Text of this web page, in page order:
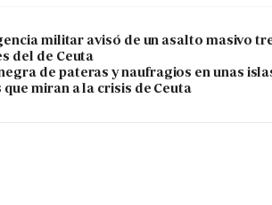
militar avisó de un asalto masivo
del de Ceuta
de pateras y naufragios en unas
miran a la crisis de Ceuta